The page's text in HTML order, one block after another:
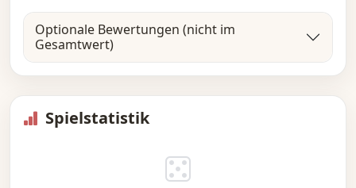
Optionale Bewertungen (nicht im
Gesamtwert)
Spielstatistik